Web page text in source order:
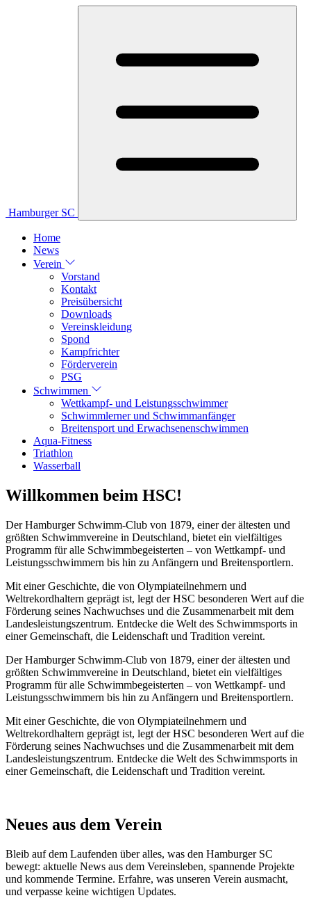
Hamburger SC
Home
News
Verein
Vorstand
Kontakt
Preisübersicht
Downloads
Vereinskleidung
Spond
Kampfrichter
Förderverein
PSG
Schwimmen
Wettkampf- und Leistungsschwimmer
Schwimmlerner und Schwimmanfänger
Breitensport und Erwachsenenschwimmen
Aqua-Fitness
Triathlon
Wasserball
Willkommen beim HSC!
Der Hamburger Schwimm-Club von 1879, einer der ältesten und
größten Schwimmvereine in Deutschland, bietet ein vielfältiges
Programm für alle Schwimmbegeisterten – von Wettkampf- und
Leistungsschwimmern bis hin zu Anfängern und Breitensportlern.
Mit einer Geschichte, die von Olympiateilnehmern und
Weltrekordhaltern geprägt ist, legt der HSC besonderen Wert auf die
Förderung seines Nachwuchses und die Zusammenarbeit mit dem
Landesleistungszentrum. Entdecke die Welt des Schwimmsports in
einer Gemeinschaft, die Leidenschaft und Tradition vereint.
Der Hamburger Schwimm-Club von 1879, einer der ältesten und
größten Schwimmvereine in Deutschland, bietet ein vielfältiges
Programm für alle Schwimmbegeisterten – von Wettkampf- und
Leistungsschwimmern bis hin zu Anfängern und Breitensportlern.
Mit einer Geschichte, die von Olympiateilnehmern und
Weltrekordhaltern geprägt ist, legt der HSC besonderen Wert auf die
Förderung seines Nachwuchses und die Zusammenarbeit mit dem
Landesleistungszentrum. Entdecke die Welt des Schwimmsports in
einer Gemeinschaft, die Leidenschaft und Tradition vereint.
Neues aus dem Verein
Bleib auf dem Laufenden über alles, was den Hamburger SC
bewegt: aktuelle News aus dem Vereinsleben, spannende Projekte
und kommende Termine. Erfahre, was unseren Verein ausmacht,
und verpasse keine wichtigen Updates.